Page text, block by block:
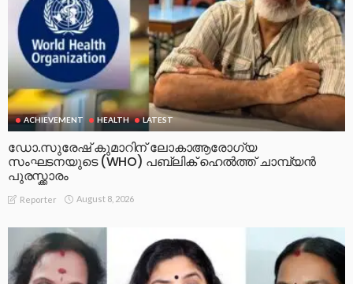
ACHIEVEMENT HEALTH LATEST
ഡോ.സുരേഷ് കുമാറിന് ലോകാആരോഗ്യ
സംഘടനയുടെ (WHO) പബ്ലിക് ഹെൽത്ത് ചാമ്പ്യൻ
പുരസ്ക്കാരം
Reporter August 8, 2026